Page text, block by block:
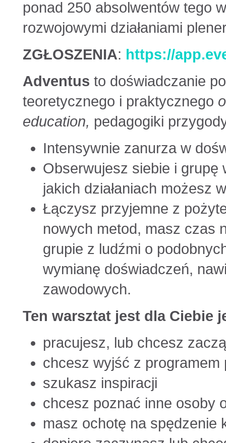
ponad 250 absolwentów tego
rozwojowymi działaniami
ZGŁOSZENIA: https://
Adventus to doświadczanie
teoretycznego i praktycznego
education, pedagogiki
Intensywnie zanurza w
Obserwujesz siebie i grupę
jakich działaniach możesz
Łączysz przyjemne z
nowych metod, masz czas
grupie z ludźmi o
wymianę doświadczeń,
zawodowych.
Ten warsztat jest dla Ciebie
pracujesz, lub chcesz
chcesz wyjść z
szukasz inspiracji
chcesz poznać inne osoby
masz ochotę na spędzenie